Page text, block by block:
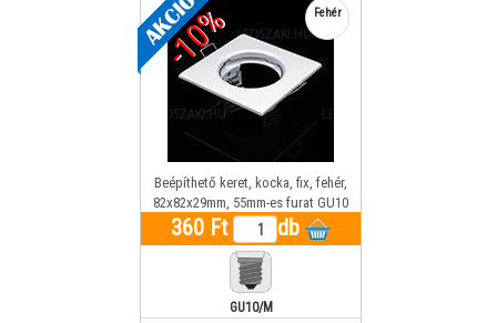
-10% Fehér
Beépíthető keret, kocka, fix, fehér,
82x82x29mm, 55mm-es furat GU10
vagy MR16 foglalat
360 Ft db
GU10/MR16